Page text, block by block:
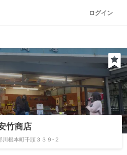
ログイン
竹商店
川根本町千頭３３９-２